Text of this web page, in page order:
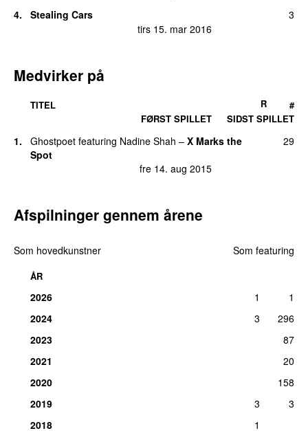
4.
Stealing Cars
tirs 15. mar 2016
3
Medvirker på
TITEL
FØRST SPILLET
SIDST SPILLET
R #
1. Ghostpoet featuring Nadine Shah – X Marks the
Spot
fre 14. aug 2015
29
Afspilninger gennem årene
Som hovedkunstner Som featuring
ÅR
2026 1
1
2024
3
296
2023
87
2021
20
2020
158
2019
3
3
2018
1